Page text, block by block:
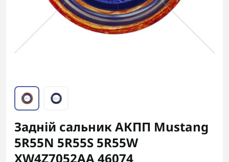
Задній сальник АКПП Mustang
5R55N 5R55S 5R55W
XW4Z7052AA 46074